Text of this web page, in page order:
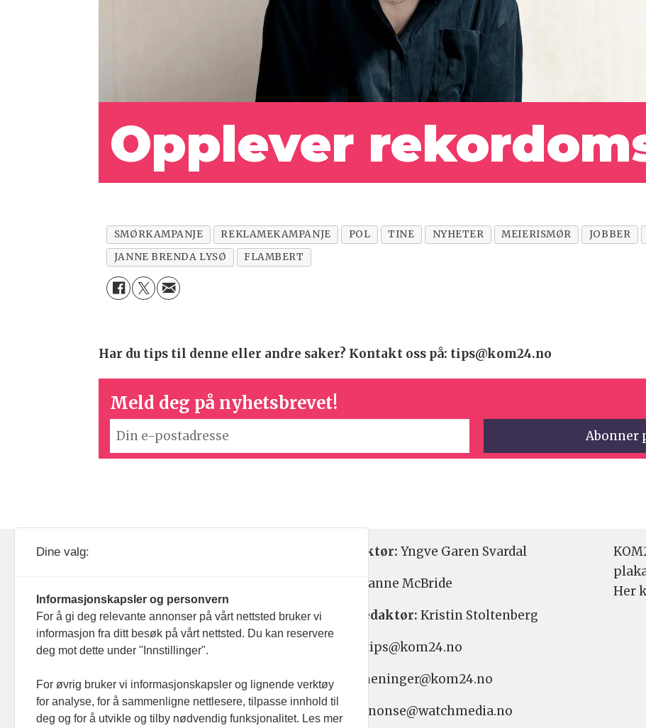
Opplever
SMØRKAMPANJE REKLAMEKAMPANJE POL TINE NYHETER MEIERISMØR JOBBER
JANNE BRENDA LYSØ
FLAMBERT
Har du tips til denne eller andre saker? Kontakt oss på: tips@kom24.no
Meld deg på nyhetsbrevet!
093 182
Nyhetsredaktør: Yngve Garen Svardal
Hanne McBride
Ansvarlig redaktør: Kristin Stoltenberg
Nyhetstips: tips@kom24.no
Meninger: meninger@kom24.no
Annonse: annonse@watchmedia.no
Her
Dine valg:
Informasjonskapsler og personvern
For å gi deg relevante annonser på vårt nettsted bruker vi
informasjon fra ditt besøk på vårt nettsted. Du kan reservere
deg mot dette under "Innstillinger".
For øvrig bruker vi informasjonskapsler og lignende verktøy
for analyse, for å sammenligne nettlesere, tilpasse innhold til
deg og for å utvikle og tilby nødvendig funksjonalitet. Les mer